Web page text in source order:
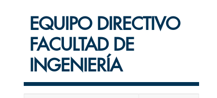
EQUIPO DIRECTIVO
FACULTAD DE
INGENIERÍA